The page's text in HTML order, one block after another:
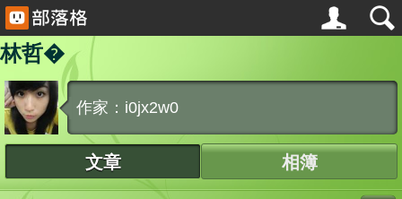
林哲�
作家：i0jx2w0
文章 相簿